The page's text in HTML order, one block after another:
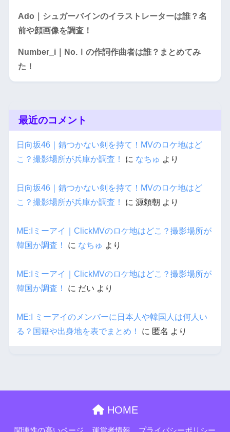
Ado｜シュガーバインのイラストレーターは誰？名
前や顔画像を調査！
Number_i｜No.Ⅰの作詞作曲者は誰？まとめてみ
た！
最近のコメント
日向坂46｜錆つかない剣を持て！MVのロケ地はど
こ？撮影場所が兵庫か調査！
に なちゅ より
日向坂46｜錆つかない剣を持て！MVのロケ地はど
こ？撮影場所が兵庫か調査！
に 源頼朝 より
ME:Iミーアイ｜ClickMVのロケ地はどこ？撮影場所が
韓国か調査！
に なちゅ より
ME:Iミーアイ｜ClickMVのロケ地はどこ？撮影場所が
韓国か調査！
に だい より
ME:I ミーアイのメンバーに日本人や韓国人は何人い
る？国籍や出身地を表でまとめ！
に 匿名 より
HOME
関連性の高いページ 運営者情報 プライバシーポリシー